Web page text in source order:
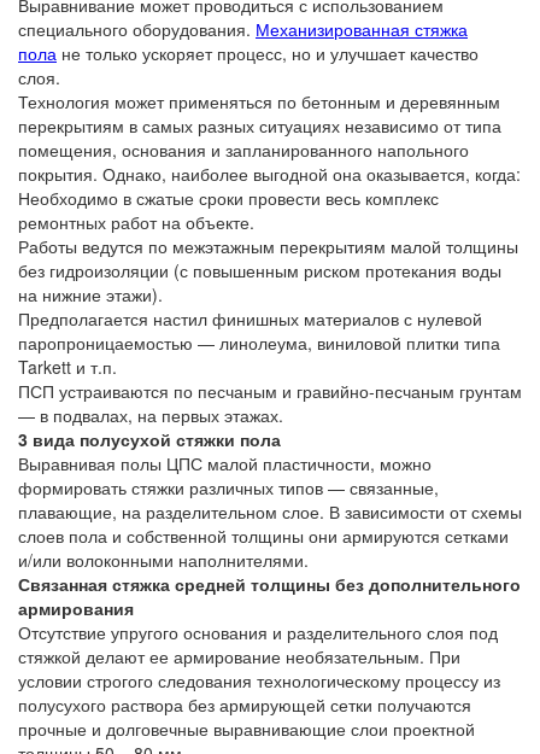
Выравнивание может проводиться с использованием
специального оборудования. Механизированная стяжка
пола не только ускоряет процесс, но и улучшает качество
слоя.
Технология может применяться по бетонным и деревянным
перекрытиям в самых разных ситуациях независимо от типа
помещения, основания и запланированного напольного
покрытия. Однако, наиболее выгодной она оказывается, когда:
Необходимо в сжатые сроки провести весь комплекс
ремонтных работ на объекте.
Работы ведутся по межэтажным перекрытиям малой толщины
без гидроизоляции (с повышенным риском протекания воды
на нижние этажи).
Предполагается настил финишных материалов с нулевой
паропроницаемостью — линолеума, виниловой плитки типа
Tarkett и т.п.
ПСП устраиваются по песчаным и гравийно-песчаным грунтам
— в подвалах, на первых этажах.
3 вида полусухой стяжки пола
Выравнивая полы ЦПС малой пластичности, можно
формировать стяжки различных типов — связанные,
плавающие, на разделительном слое. В зависимости от схемы
слоев пола и собственной толщины они армируются сетками
и/или волоконными наполнителями.
Связанная стяжка средней толщины без дополнительного
армирования
Отсутствие упругого основания и разделительного слоя под
стяжкой делают ее армирование необязательным. При
условии строгого следования технологическому процессу из
полусухого раствора без армирующей сетки получаются
прочные и долговечные выравнивающие слои проектной